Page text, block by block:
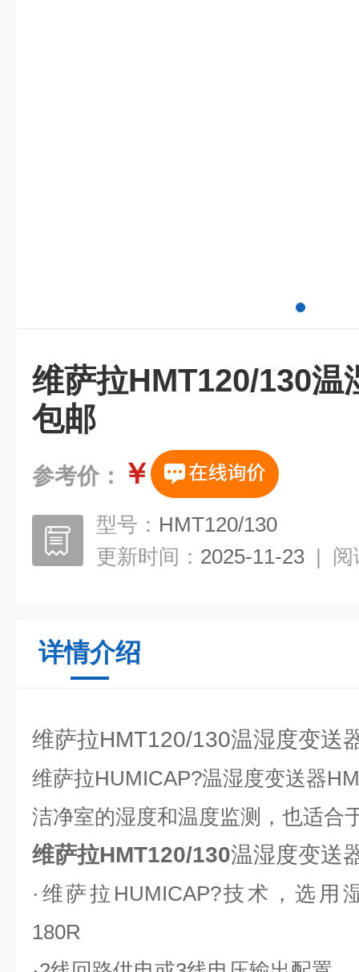
维萨拉HMT120/130温
包邮
参考价： ￥
型号： HMT120/130
更新时间： 2025-11-23 | 阅
详情介绍
维萨拉HMT120/130温湿度变送
维萨拉HUMICAP?温湿度变送器
洁净室的湿度和温度监测，也适合
维萨拉HMT120/130温湿度变送
· 维萨拉HUMICAP?技术，选用
180R